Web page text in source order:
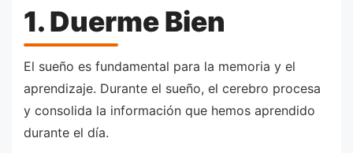
1. Duerme Bien
El sueño es fundamental para la memoria y el
aprendizaje. Durante el sueño, el cerebro procesa
y consolida la información que hemos aprendido
durante el día.